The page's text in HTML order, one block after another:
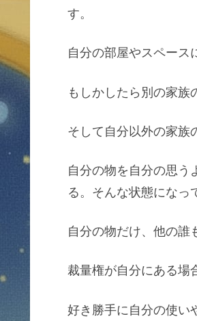
す。
自分の部屋やスペース
もしかしたら別の家族
そして自分以外の家族
自分の物を自分の思う
る。そんな状態になっ
自分の物だけ、他の誰
裁量権が自分にある場
好き勝手に自分の使い